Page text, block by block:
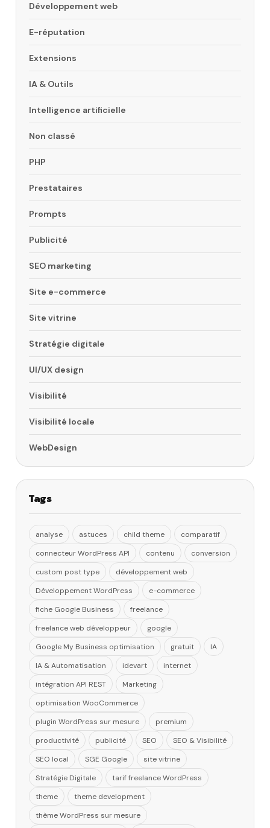
Développement web
E-réputation
Extensions
IA & Outils
Intelligence artificielle
Non classé
PHP
Prestataires
Prompts
Publicité
SEO marketing
Site e-commerce
Site vitrine
Stratégie digitale
UI/UX design
Visibilité
Visibilité locale
WebDesign
Tags
analyse astuces child theme
comparatif
connecteur WordPress API
contenu
conversion
custom post type
développement web
Développement WordPress
e-commerce
fiche Google Business
freelance
freelance web développeur
google
Google My Business optimisation
gratuit
IA
IA & Automatisation
idevart
internet
intégration API REST
Marketing
optimisation WooCommerce
plugin WordPress sur mesure
premium
productivité
publicité SEO
SEO & Visibilité
SEO local
SGE Google
site vitrine
Stratégie Digitale
tarif freelance WordPress
theme
theme development
thème WordPress sur mesure